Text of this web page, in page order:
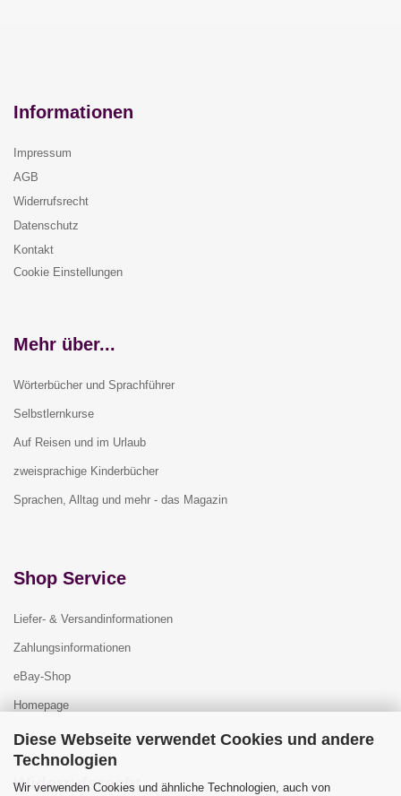
Diese Webseite verwendet Cookies und andere
Technologien
Wir verwenden Cookies und ähnliche Technologien, auch von
Informationen
Impressum
AGB
Widerrufsrecht
Datenschutz
Kontakt
Cookie Einstellungen
Mehr über...
Wörterbücher und Sprachführer
Selbstlernkurse
Auf Reisen und im Urlaub
zweisprachige Kinderbücher
Sprachen, Alltag und mehr - das Magazin
Shop Service
Liefer- & Versandinformationen
Zahlungsinformationen
eBay-Shop
Homepage
Widerrufsrecht